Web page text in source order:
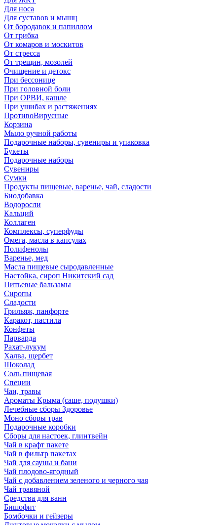
Для носа
Для суставов и мышц
От бородавок и папиллом
От грибка
От комаров и москитов
От стресса
От трещин, мозолей
Очищение и детокс
При бессонице
При головной боли
При ОРВИ, кашле
При ушибах и растяжениях
ПротивоВирусные
Корзина
Мыло ручной работы
Подарочные наборы, сувениры и упаковка
Букеты
Подарочные наборы
Сувениры
Сумки
Продукты пищевые, варенье, чай, сладости
Биодобавка
Водоросли
Кальций
Коллаген
Комплексы, суперфуды
Омега, масла в капсулах
Полифенолы
Варенье, мед
Масла пищевые сыродавленные
Настойка, сироп Никитский сад
Питьевые бальзамы
Сиропы
Сладости
Грильяж, панфорте
Каракот, пастила
Конфеты
Парварда
Рахат-лукум
Халва, щербет
Шоколад
Соль пищевая
Специи
Чаи, травы
Ароматы Крыма (саше, подушки)
Лечебные сборы Здоровье
Моно сборы трав
Подарочные коробки
Сборы для настоек, глинтвейн
Чай в крафт пакете
Чай в фильтр пакетах
Чай для сауны и бани
Чай плодово-ягодный
Чай с добавлением зеленого и черного чая
Чай травяной
Средства для ванн
Бишофит
Бомбочки и гейзеры